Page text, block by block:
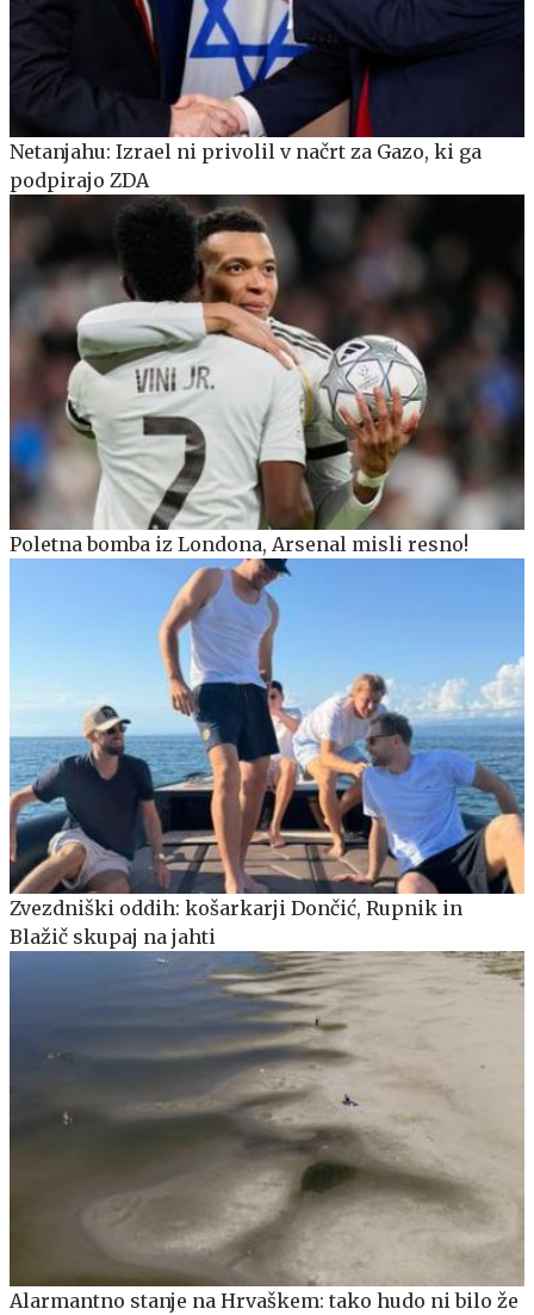
Netanjahu: Izrael ni privolil v načrt za Gazo, ki ga
podpirajo ZDA
Poletna bomba iz Londona, Arsenal misli resno!
Zvezdniški oddih: košarkarji Dončić, Rupnik in
Blažič skupaj na jahti
Alarmantno stanje na Hrvaškem: tako hudo ni bilo že